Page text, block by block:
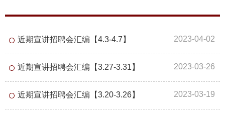
近期宣讲招聘会汇编【4.3-4.7】 2023-04-02
近期宣讲招聘会汇编【3.27-3.31】 2023-03-26
近期宣讲招聘会汇编【3.20-3.26】 2023-03-19